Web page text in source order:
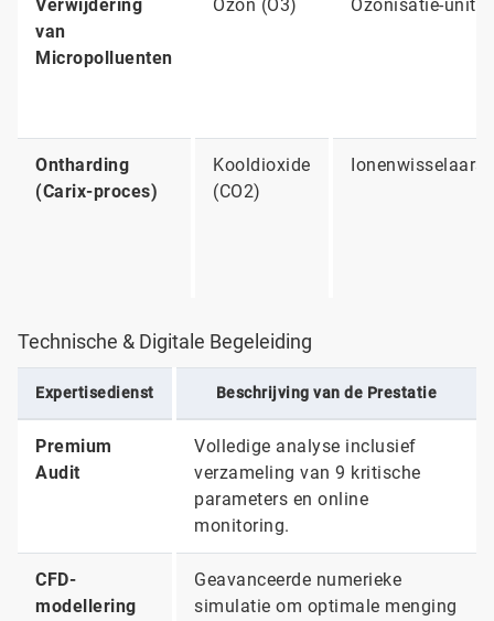
Verwijdering
van
Micropolluenten
Ozon (O3) Ozonisatie-unit
Ontharding
(Carix-proces)
Kooldioxide
(CO2)
Ionenwisselaars
Technische & Digitale Begeleiding
Expertisedienst Beschrijving van de Prestatie
Premium
Audit
Volledige analyse inclusief
verzameling van 9 kritische
parameters en online
monitoring.
CFD-
modellering
Geavanceerde numerieke
simulatie om optimale menging